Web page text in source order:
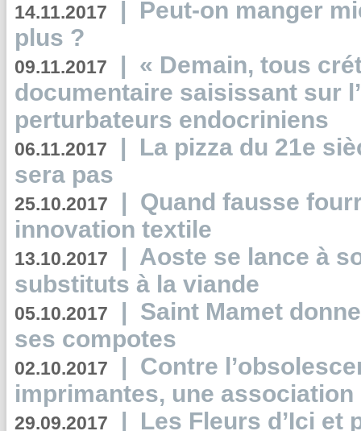
14.11.2017 | Peut-on manger
plus ?
09.11.2017 | « Demain, tous
documentaire saisissant sur
perturbateurs endocriniens
06.11.2017 | La pizza du 21e
sera pas
25.10.2017 | Quand fausse
innovation textile
13.10.2017 | Aoste se lance à
substituts à la viande
05.10.2017 | Saint Mamet
ses compotes
02.10.2017 | Contre
imprimantes, une
29.09.2017 | Les Fleurs d’Ici et